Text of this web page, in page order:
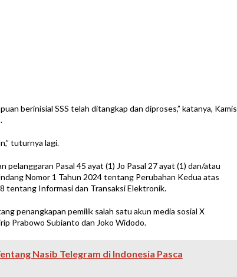
berinisial SSS telah ditangkap dan diproses,” katanya, Kamis
tuturnya lagi.
pelanggaran Pasal 45 ayat (1) Jo Pasal 27 ayat (1) dan/atau
Nomor 1 Tahun 2024 tentang Perubahan Kedua atas
tentang Informasi dan Transaksi Elektronik.
penangkapan pemilik salah satu akun media sosial X
Prabowo Subianto dan Joko Widodo.
Nasib Telegram di Indonesia Pasca